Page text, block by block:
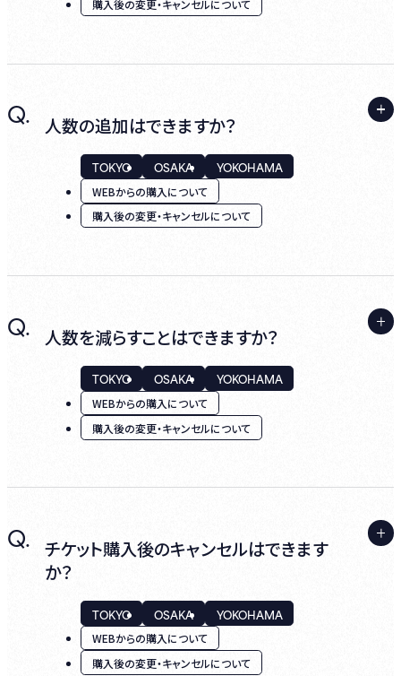
購入後の変更・キャンセルについて
はい、可能です。
ログインし、マイページ内の『購入履歴』より該
当公演の『詳細 ✐マーク』を選択し、「お料
各プランに設けている申込み期日以内に、飲
食プランのみキャンセルする場合はキャンセ
ル手数料はかかりません。
申込み期日が過ぎている場合はキャンセルが
Q. 人数の追加はできますか？
TOKYO OSAKA YOKOHAMA
WEBからの購入について
購入後の変更・キャンセルについて
A.
あいにく、既にご購入いただいているお申し込
みに人数追加はできません。
追加でご着席されるご本人の名義でアカウン
Q. 人数を減らすことはできますか？
TOKYO OSAKA YOKOHAMA
WEBからの購入について
購入後の変更・キャンセルについて
はい、可能です。
ログインし、マイページ内の『購入履歴』より該
当公演の『詳細』を選択し、「ご予約人数の減
少」からお手続きください。
Q.
チケット購入後のキャンセルはできます
か？
TOKYO OSAKA YOKOHAMA
WEBからの購入について
購入後の変更・キャンセルについて